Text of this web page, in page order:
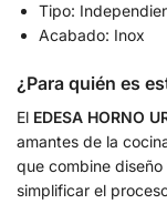
Tipo:
Acabado: Inox
¿Para quién es
El EDESA HORNO
amantes de la
que combine
simplificar el